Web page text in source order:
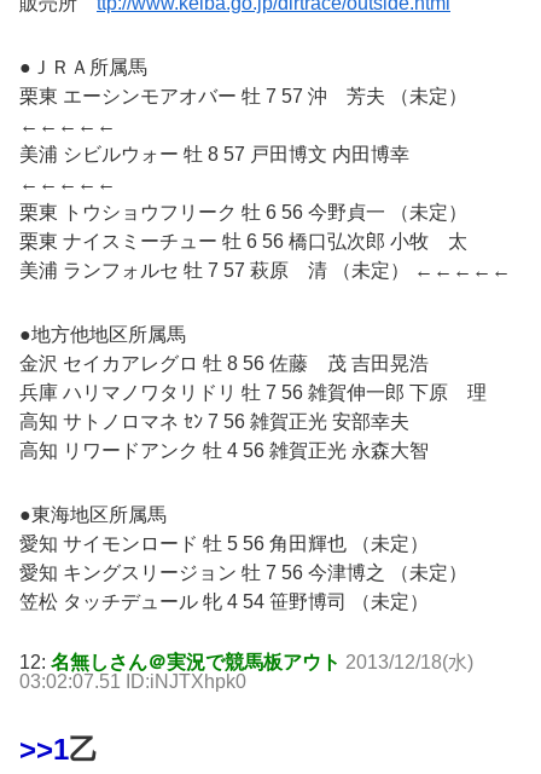
●ＪＲＡ所属馬
栗東 エーシンモアオバー 牡 7 57 沖 芳夫 （未定）
←←←←←
美浦 シビルウォー 牡 8 57 戸田博文 内田博幸
←←←←←
栗東 トウショウフリーク 牡 6 56 今野貞一 （未定）
栗東 ナイスミーチュー 牡 6 56 橋口弘次郎 小牧 太
美浦 ランフォルセ 牡 7 57 萩原 清 （未定） ←←←←←
●地方他地区所属馬
金沢 セイカアレグロ 牡 8 56 佐藤 茂 吉田晃浩
兵庫 ハリマノワタリドリ 牡 7 56 雑賀伸一郎 下原 理
高知 サトノロマネ ｾﾝ 7 56 雑賀正光 安部幸夫
高知 リワードアンク 牡 4 56 雑賀正光 永森大智
●東海地区所属馬
愛知 サイモンロード 牡 5 56 角田輝也 （未定）
愛知 キングスリージョン 牡 7 56 今津博之 （未定）
笠松 タッチデュール 牝 4 54 笹野博司 （未定）
12: 名無しさん＠実況で競馬板アウト 2013/12/18(水)
03:02:07.51 ID:iNJTXhpk0
>>1乙